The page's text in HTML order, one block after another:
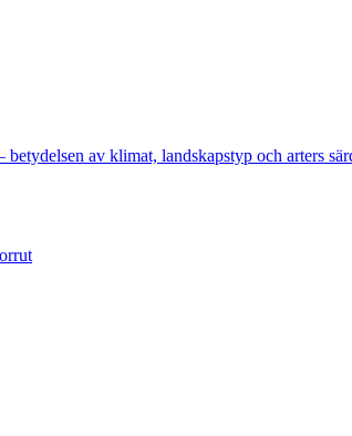
betydelsen av klimat, landskapstyp och arters